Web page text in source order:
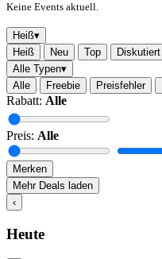
Keine Events aktuell.
Heiß▾
Heiß
Neu Top
Diskutiert
Alle Typen▾
Alle
Freebie Preisfehler
Rabatt: Alle
Preis: Alle
Merken
Mehr Deals laden
‹
Heute